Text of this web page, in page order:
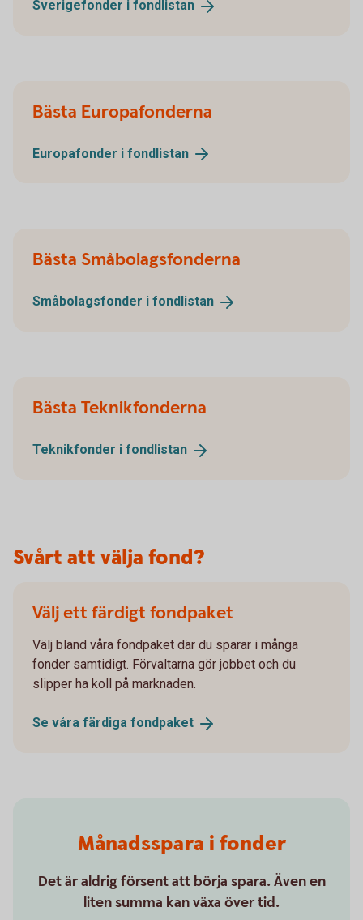
Sverigefonder i fondlistan
Bästa Europafonderna
Europafonder i fondlistan
Bästa Småbolagsfonderna
Småbolagsfonder i fondlistan
Bästa Teknikfonderna
Teknikfonder i fondlistan
Svårt att välja fond?
Välj ett färdigt fondpaket
Välj bland våra fondpaket där du sparar i många
fonder samtidigt. Förvaltarna gör jobbet och du
slipper ha koll på marknaden.
Se våra färdiga fondpaket
Månadsspara i fonder
Det är aldrig försent att börja spara. Även en
liten summa kan växa över tid.